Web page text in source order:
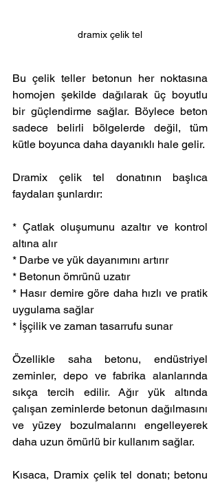
dramix çelik tel
Bu çelik teller betonun her noktasına
homojen şekilde dağılarak üç boyutlu
bir güçlendirme sağlar. Böylece beton
sadece belirli bölgelerde değil, tüm
kütle boyunca daha dayanıklı hale gelir.
Dramix çelik tel donatının başlıca
faydaları şunlardır:
* Çatlak oluşumunu azaltır ve kontrol
altına alır
* Darbe ve yük dayanımını artırır
* Betonun ömrünü uzatır
* Hasır demire göre daha hızlı ve pratik
uygulama sağlar
* İşçilik ve zaman tasarrufu sunar
Özellikle saha betonu, endüstriyel
zeminler, depo ve fabrika alanlarında
sıkça tercih edilir. Ağır yük altında
çalışan zeminlerde betonun dağılmasını
ve yüzey bozulmalarını engelleyerek
daha uzun ömürlü bir kullanım sağlar.
Kısaca, Dramix çelik tel donatı; betonu